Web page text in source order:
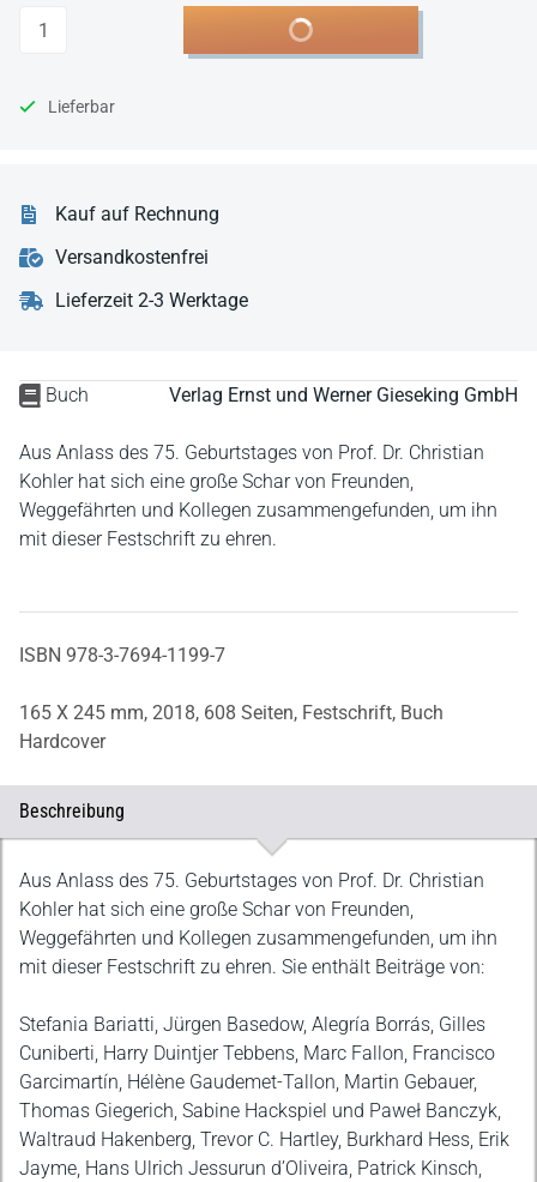
Buch Verlag Ernst und Werner Gieseking GmbH
Aus Anlass des 75. Geburtstages von Prof. Dr. Christian
Kohler hat sich eine große Schar von Freunden,
Weggefährten und Kollegen zusammengefunden, um ihn
mit dieser Festschrift zu ehren.
ISBN 978-3-7694-1199-7
165 X 245 mm, 2018, 608 Seiten, Festschrift, Buch
Hardcover
Anzahl In den Warenkorb
Lieferbar
Kauf auf Rechnung
Versandkostenfrei
Lieferzeit 2-3 Werktage
Beschreibung
Beschreibung
Aus Anlass des 75. Geburtstages von Prof. Dr. Christian
Kohler hat sich eine große Schar von Freunden,
Weggefährten und Kollegen zusammengefunden, um ihn
mit dieser Festschrift zu ehren. Sie enthält Beiträge von:
Stefania Bariatti, Jürgen Basedow, Alegría Borrás, Gilles
Cuniberti, Harry Duintjer Tebbens, Marc Fallon, Francisco
Garcimartín, Hélène Gaudemet-Tallon, Martin Gebauer,
Thomas Giegerich, Sabine Hackspiel und Paweł Banczyk,
Waltraud Hakenberg, Trevor C. Hartley, Burkhard Hess, Erik
Jayme, Hans Ulrich Jessurun d’Oliveira, Patrick Kinsch,